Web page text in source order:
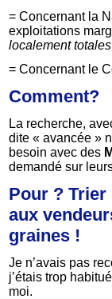
= Concernant la
exploitations
localement
= Concernant le
Comment?
La recherche,
dite « avancée »
besoin avec des
demandé sur
Pour ? Trier
aux
graines !
Je n’avais pas
j’étais trop
moi.